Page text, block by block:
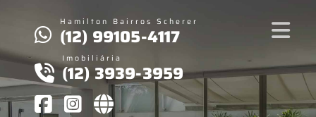
Hamilton Bairros Scherer
(12) 99105-4117
Imobiliária
(12) 3939-3959